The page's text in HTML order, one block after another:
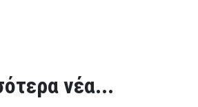
νέα...